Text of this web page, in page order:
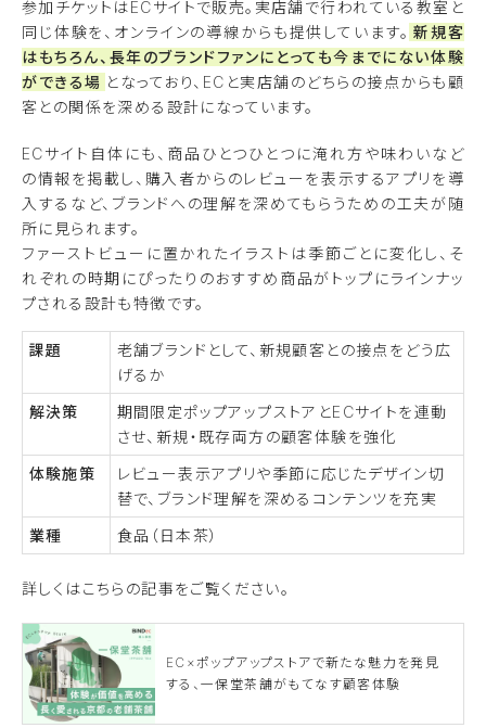
参加チケットはECサイトで販売。実店舗で行われている教室と
同じ体験を、オンラインの導線からも提供しています。 新規客
はもちろん、長年のブランドファンにとっても今までにない体験
ができる場 となっており、ECと実店舗のどちらの接点からも顧
客との関係を深める設計になっています。
ECサイト自体にも、商品ひとつひとつに淹れ方や味わいなど
の情報を掲載し、購入者からのレビューを表示するアプリを導
入するなど、ブランドへの理解を深めてもらうための工夫が随
所に見られます。
ファーストビューに置かれたイラストは季節ごとに変化し、そ
れぞれの時期にぴったりのおすすめ商品がトップにラインナッ
プされる設計も特徴です。
課題
老舗ブランドとして、新規顧客との接点をどう広
げるか
解決策
期間限定ポップアップストアとECサイトを連動
させ、新規・既存両方の顧客体験を強化
体験施策
レビュー表示アプリや季節に応じたデザイン切
替で、ブランド理解を深めるコンテンツを充実
業種
食品（日本茶）
詳しくはこちらの記事をご覧ください。
EC×ポップアップストアで新たな魅力を発見
する、一保堂茶舗がもてなす顧客体験